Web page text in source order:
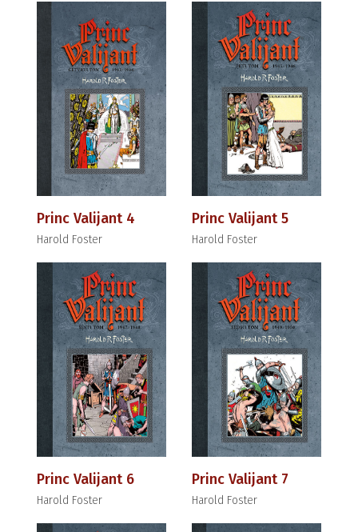
Princ Valijant 4
Harold Foster
Princ Valijant 5
Harold Foster
Princ Valijant 6
Harold Foster
Princ Valijant 7
Harold Foster